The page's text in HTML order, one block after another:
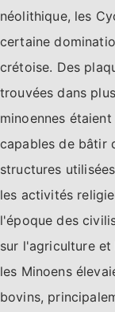
néolithique, les
certaine
crétoise. Des
trouvées dans
minoennes
capables de bâtir
structures
les activités
l'époque des
sur l'agriculture et
les Minoens
bovins,